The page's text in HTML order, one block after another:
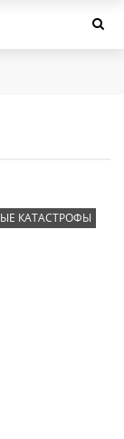
КАТАСТРОФЫ